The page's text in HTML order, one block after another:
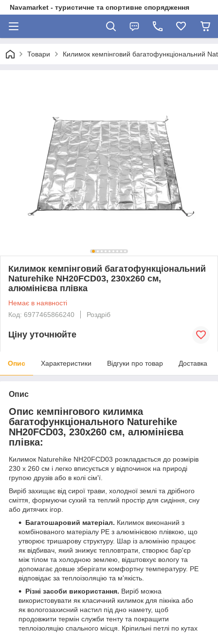
Navamarket - туристичне та спортивне спорядження
Товари Килимок кемпінговий багатофункціональний
Килимок кемпінговий багатофункціональний
Naturehike NH20FCD03, 230х260 см,
алюмінієва плівка
Немає в наявності
Код: 6977465866240
Роздріб
Ціну уточнюйте
Опис Характеристики Відгуки про товар Доставка
Опис
Опис кемпінгового килимка
багатофункціонального Naturehike
NH20FCD03, 230х260 см, алюмінієва
плівка:
Килимок Naturehike NH20FCD03 розкладається до розмірів
230 х 260 см і легко вписується у відпочинок на природі
групою друзів або в колі сім'ї.
Виріб захищає від сирої трави, холодної землі та дрібного
сміття, формуючи сухий та теплий простір для сидіння, сну
або дитячих ігор.
Багатошаровий матеріал. Килимок виконаний з
комбінованого матеріалу PE з алюмінієвою плівкою, що
утворює тришарову структуру. Шар із алюмінію працює
як відбивач, який знижує тепловтрати, створює бар'єр
між тілом та холодною землею, відштовхує вологу та
допомагає довше зберігати комфортну температуру. PE
відповідає за теплоізоляцію та м'якість.
Різні засоби використання. Виріб можна
використовувати як класичний килимок для пікніка або
як вологозахисний настил під дно намету, щоб
продовжити термін служби тенту та покращити
теплоізоляцію спального місця. Кріпильні петлі по кутах